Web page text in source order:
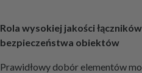
Rola wysokiej jakości
bezpieczeństwa obiektów
Prawidłowy dobór elementów